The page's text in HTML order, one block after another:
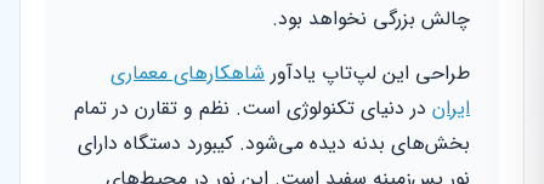
چالش بزرگی نخواهد بود.
طراحی این لپ‌تاپ یادآور شاهکارهای معماری
ایران در دنیای تکنولوژی است. نظم و تقارن در تمام
بخش‌های بدنه دیده می‌شود. کیبورد دستگاه دارای